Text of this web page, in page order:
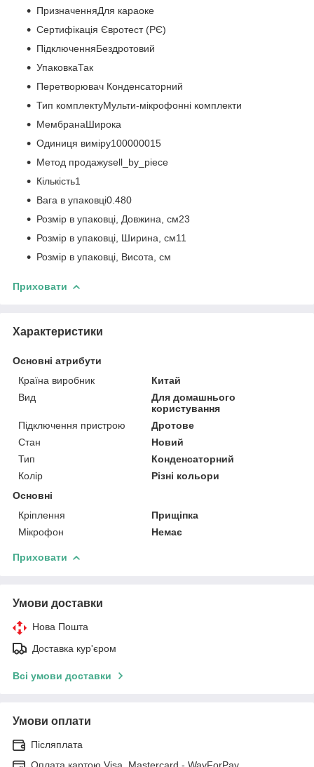
ПризначенняДля караоке
Сертифікація Євротест (РЄ)
ПідключенняБездротовий
УпаковкаТак
Перетворювач Конденсаторний
Тип комплектуМульти-мікрофонні комплекти
МембранаШирока
Одиниця виміру100000015
Метод продажуsell_by_piece
Кількість1
Вага в упаковці0.480
Розмір в упаковці, Довжина, см23
Розмір в упаковці, Ширина, см11
Розмір в упаковці, Висота, см
Приховати
Характеристики
Основні атрибути
Країна виробник
Китай
Вид
Для домашнього
користування
Підключення пристрою
Дротове
Стан
Новий
Тип
Конденсаторний
Колір
Різні кольори
Основні
Кріплення
Прищіпка
Мікрофон
Немає
Приховати
Умови доставки
Нова Пошта
Доставка кур'єром
Всі умови доставки
Умови оплати
Післяплата
Оплата картою Visa, Mastercard - WayForPay